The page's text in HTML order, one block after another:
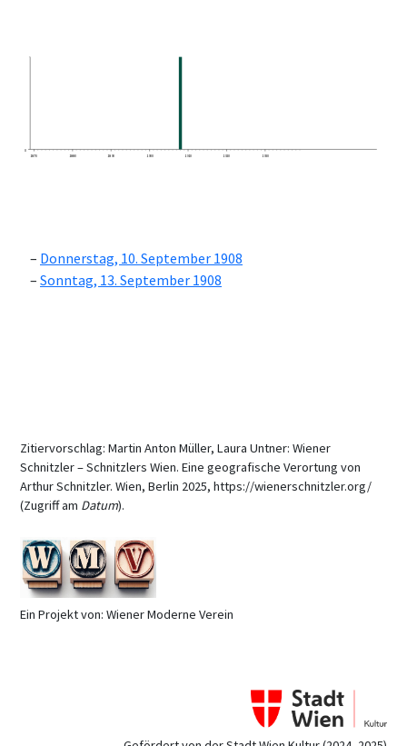
0
1870
1880 1890 1900 1910 1920 1930
Donnerstag, 10. September 1908
Sonntag, 13. September 1908
Zitiervorschlag: Martin Anton Müller, Laura Untner: Wiener
Schnitzler – Schnitzlers Wien. Eine geografische Verortung von
Arthur Schnitzler. Wien, Berlin 2025, https://wienerschnitzler.org/
(Zugriff am Datum).
Ein Projekt von: Wiener Moderne Verein